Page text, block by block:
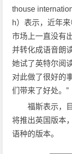
thouse
h）表示，近年
市场上一直没有
并转化成语音朗
她试了英特尔阅
对此做了很好的
们带来了好处。”
福斯表示，
将推出英国版本
语种的版本。